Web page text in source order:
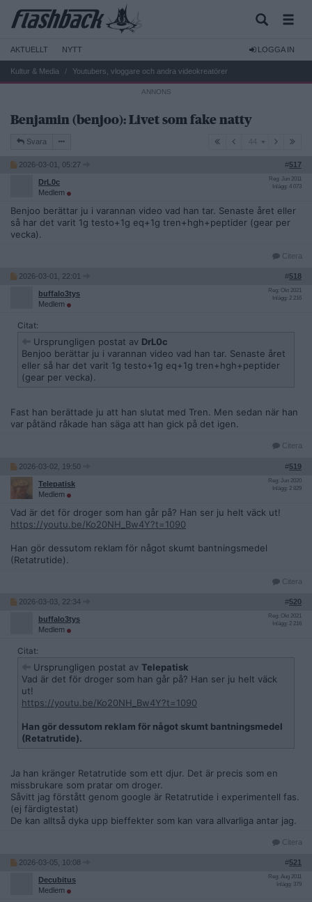
AKTUELLT NYTT LOGGA IN
Kultur & Media Youtubers, vloggare och andra videokreatörer
Benjamin (benjoo): Livet som fake natty
Svara 44
2026-03-01, 05:27 #517
DrL0c
Medlem
Reg: Jun 2011
Inlägg: 4 073
Benjoo berättar ju i varannan video vad han tar. Senaste året eller
så har det varit 1g testo+1g eq+1g tren+hgh+peptider (gear per
vecka).
Citera
2026-03-01, 22:01 #518
buffalo3tys
Medlem
Reg: Okt 2021
Inlägg: 2 216
Citat:
Ursprungligen postat av DrL0c
Benjoo berättar ju i varannan video vad han tar. Senaste året
eller så har det varit 1g testo+1g eq+1g tren+hgh+peptider
(gear per vecka).
Fast han berättade ju att han slutat med Tren. Men sedan när han
var påtänd råkade han säga att han gick på det igen.
Citera
2026-03-02, 19:50 #519
Telepatisk
Medlem
Reg: Jun 2020
Inlägg: 2 829
Vad är det för droger som han går på? Han ser ju helt väck ut!
https://youtu.be/Ko20NH_Bw4Y?t=1090
Han gör dessutom reklam för något skumt bantningsmedel
(Retatrutide).
Citera
2026-03-03, 22:34 #520
buffalo3tys
Medlem
Reg: Okt 2021
Inlägg: 2 216
Citat:
Ursprungligen postat av Telepatisk
Vad är det för droger som han går på? Han ser ju helt väck
ut!
https://youtu.be/Ko20NH_Bw4Y?t=1090
Han gör dessutom reklam för något skumt bantningsmedel
(Retatrutide).
Ja han kränger Retatrutide som ett djur. Det är precis som en
missbrukare som pratar om droger.
Såvitt jag förstått genom google är Retatrutide i experimentell fas.
(ej färdigtestat)
De kan alltså dyka upp bieffekter som kan vara allvarliga antar jag.
Citera
2026-03-05, 10:08 #521
Decubitus
Medlem
Reg: Aug 2011
Inlägg: 379